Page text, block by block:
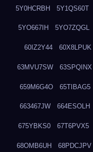
5Y0HCRBH 5Y1QS60T
5YO667IH 5YO7ZQGL
60IZ2Y44 60X8LPUK
63MVU7SW 63SPQINX
659M6G4O 65TIBAG5
663467JW 664ESOLH
675YBKS0 67T6PVX5
68OMB6UH 68PDCJPV